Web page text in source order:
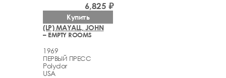
(LP) MAYALL, JOHN
– EMPTY ROOMS
1969
ПЕРВЫЙ ПРЕСС
Polydor
USA
6,825 ₽
Купить